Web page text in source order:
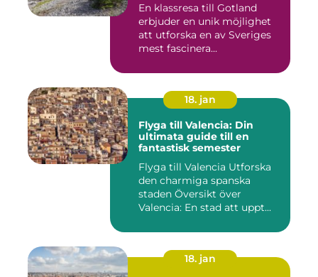
En klassresa till Gotland
erbjuder en unik möjlighet
att utforska en av Sveriges
mest fascinera...
18. jan
Flyga till Valencia: Din
ultimata guide till en
fantastisk semester
Flyga till Valencia Utforska
den charmiga spanska
staden Översikt över
Valencia: En stad att uppt...
18. jan